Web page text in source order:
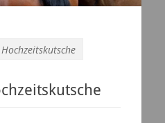
Hochzeitskutsche